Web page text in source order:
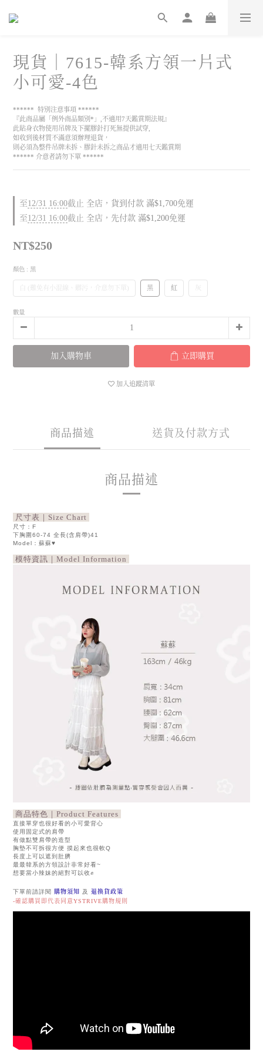
現貨｜7615-韓系方領一片式
小可愛-4色
******  特別注意事項 ******
『此商品屬「例外商品類別*」,不適用7天鑑賞期法規』
此貼身衣物使用吊牌及下擺膠針打死無提供試穿,
如收到後材質不滿意須辦理退貨，
則必須為整件吊牌未拆、膠針未拆之商品才適用七天鑑賞期
****** 介意者請勿下單 ******
至12/31 16:00截止 全店，貨到付款 滿$1,700免運
至12/31 16:00截止 全店，先付款 滿$1,200免運
NT$250
顏色 : 黑
白 (難免有小混線、髒污，介意勿下單) 黑 紅 灰
數量
加入購物車 立即購買
加入追蹤清單
商品描述 送貨及付款方式
商品描述
尺寸表｜Size Chart
尺寸：F
下胸圍60-74 全長(含肩帶)41
Model：蘇蘇♥
模特資訊｜Model Information
商品特色｜Product Features
直接單穿也很好看的小可愛背心
使用固定式的肩帶
有做點雙肩帶的造型
胸墊不可拆很方便 摸起來也很軟Q
長度上可以遮到肚臍
最最韓系的方領設計非常好看~
想要當小辣妹的絕對可以收✊
下單前請詳閱 購物須知 及 退換貨政策
-確認購買即代表同意YSTRIVE購物規則